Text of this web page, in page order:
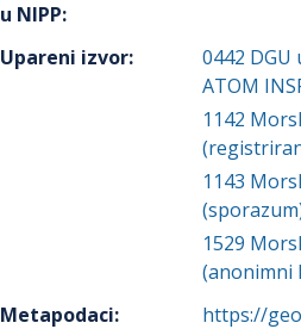
u NIPP:
Upareni izvor: 0442 DGU
ATOM
1142
1143
1529
(anonimni
Metapodaci:
https://